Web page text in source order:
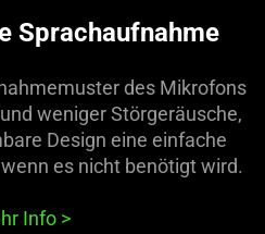
Sprachaufnahme
des Mikrofons
weniger Störgeräusche,
Design eine einfache
es nicht benötigt wird.
Info >